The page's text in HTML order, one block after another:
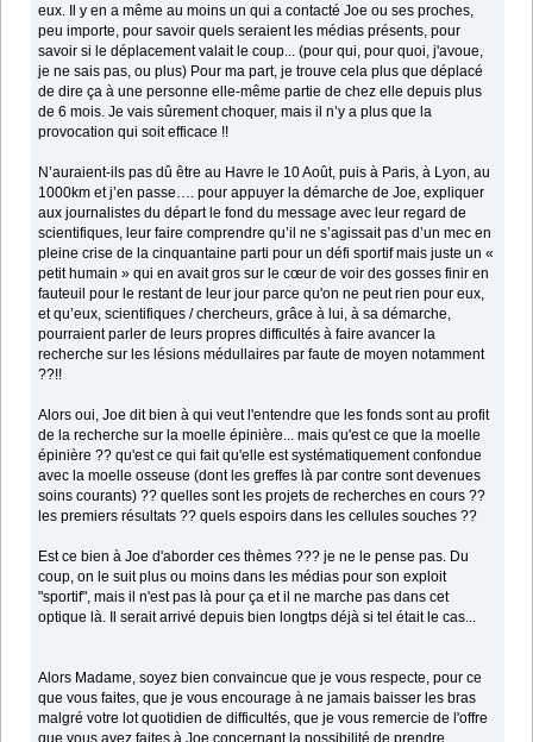
eux. Il y en a même au moins un qui a contacté Joe ou ses proches,
peu importe, pour savoir quels seraient les médias présents, pour
savoir si le déplacement valait le coup... (pour qui, pour quoi, j'avoue,
je ne sais pas, ou plus) Pour ma part, je trouve cela plus que déplacé
de dire ça à une personne elle-même partie de chez elle depuis plus
de 6 mois. Je vais sûrement choquer, mais il n’y a plus que la
provocation qui soit efficace !!
N’auraient-ils pas dû être au Havre le 10 Août, puis à Paris, à Lyon, au
1000km et j’en passe…. pour appuyer la démarche de Joe, expliquer
aux journalistes du départ le fond du message avec leur regard de
scientifiques, leur faire comprendre qu’il ne s’agissait pas d’un mec en
pleine crise de la cinquantaine parti pour un défi sportif mais juste un «
petit humain » qui en avait gros sur le cœur de voir des gosses finir en
fauteuil pour le restant de leur jour parce qu'on ne peut rien pour eux,
et qu’eux, scientifiques / chercheurs, grâce à lui, à sa démarche,
pourraient parler de leurs propres difficultés à faire avancer la
recherche sur les lésions médullaires par faute de moyen notamment
??!!
Alors oui, Joe dit bien à qui veut l'entendre que les fonds sont au profit
de la recherche sur la moelle épinière... mais qu'est ce que la moelle
épinière ?? qu'est ce qui fait qu'elle est systématiquement confondue
avec la moelle osseuse (dont les greffes là par contre sont devenues
soins courants) ?? quelles sont les projets de recherches en cours ??
les premiers résultats ?? quels espoirs dans les cellules souches ??
Est ce bien à Joe d'aborder ces thèmes ??? je ne le pense pas. Du
coup, on le suit plus ou moins dans les médias pour son exploit
"sportif", mais il n'est pas là pour ça et il ne marche pas dans cet
optique là. Il serait arrivé depuis bien longtps déjà si tel était le cas...
Alors Madame, soyez bien convaincue que je vous respecte, pour ce
que vous faites, que je vous encourage à ne jamais baisser les bras
malgré votre lot quotidien de difficultés, que je vous remercie de l'offre
que vous avez faites à Joe concernant la possibilité de prendre